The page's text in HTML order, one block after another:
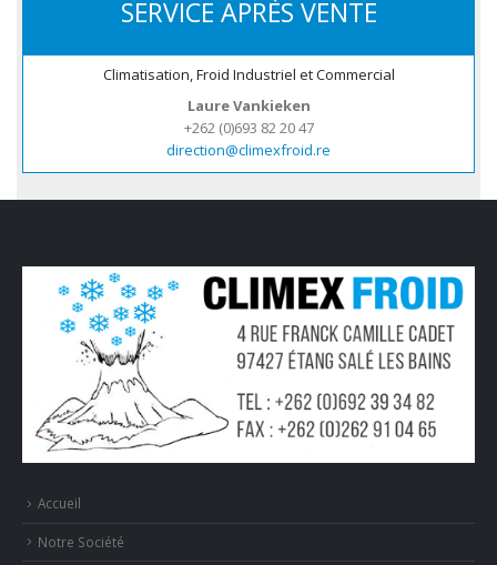
SERVICE APRÈS VENTE
Climatisation, Froid Industriel et Commercial
Laure Vankieken
+262 (0)693 82 20 47
direction@climexfroid.re
Accueil
Notre Société